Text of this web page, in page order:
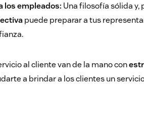
los empleados: Una filosofía sólida y,
puede preparar a tus
al cliente van de la mano con
a brindar a los clientes un